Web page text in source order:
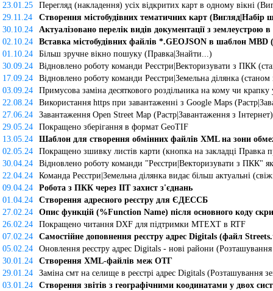
23.01.25
Перегляд (накладення) усіх відкритих карт в одному вікні
29.11.24
Створення містобудівних тематичних карт
30.10.24
Актуалізовано перелік видів документації з землеустрою
02.10.24
Вставка містобудівних файлів *.GEOJSON в шаблон
01.10.24
Більш зручне вікно пошуку (Правка|Знайти...)
30.09.24
Відновлено роботу команди Реєстри|Векторизувати з ПКК
17.09.24
Відновлено роботу команди Реєстри|Земельна ділянка (станом
03.09.24
Примусова заміна десяткового роздільника на кому чи
22.08.24
Використання https при завантаженні з Google Maps
27.06.24
Завантаження Open Street Map (Растр|Завантаження з Інтернет)
29.05.24
Покращено зберігання в формат GeoTIF
13.05.24
Шаблон для створення обмінних файлів XML на зони
02.05.24
Покращено зшивку листів карти (кнопка на закладці Правка
30.04.24
Відновлено роботу команди "Реєстри|Векторизувати з ПКК"
22.04.24
Команда Реєстри|Земельна ділянка видає більш актуальні
09.04.24
Робота з ПКК через ІІТ захист з'єднань
01.04.24
Створення адресного реєстру для ЄДЕССБ
27.02.24
Опис функцій (%Function Name) після основного коду
26.02.24
Покращено читання DXF для підтримки MTEXT в RTF
07.02.24
Самостійне доповнення реєстру адрес Digitals (файл
05.02.24
Оновлення реєстру адрес Digitals - нові райони (Розташування
30.01.24
Створення XML-файлів меж ОТГ
29.01.24
Заміна смт на селище в реєстрі адрес Digitals (Розташування
03.01.24
Створення звітів з географічними коодинатами у двох